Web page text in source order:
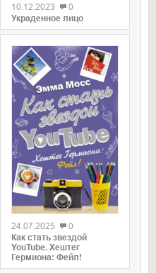
10.12.2023
0
Украденное лицо
24.07.2025
0
Как стать звездой
YouTube. Хештег
Гермиона: Фейл!